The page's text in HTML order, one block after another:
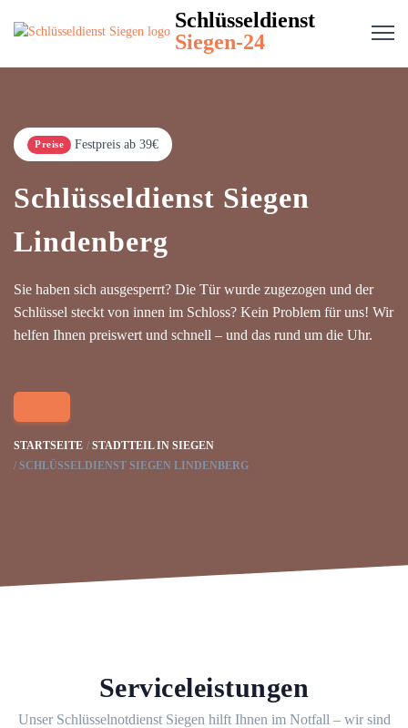
Schlüsseldienst
Siegen-24
Preise Festpreis ab 39€
Schlüsseldienst Siegen
Lindenberg
Sie haben sich ausgesperrt? Die Tür wurde zugezogen und der
Schlüssel steckt von innen im Schloss? Kein Problem für uns! Wir
helfen Ihnen preiswert und schnell – und das rund um die Uhr.
STARTSEITE
STADTTEIL IN SIEGEN
SCHLÜSSELDIENST SIEGEN LINDENBERG
Serviceleistungen
Unser Schlüsselnotdienst Siegen hilft Ihnen im Notfall – wir sind